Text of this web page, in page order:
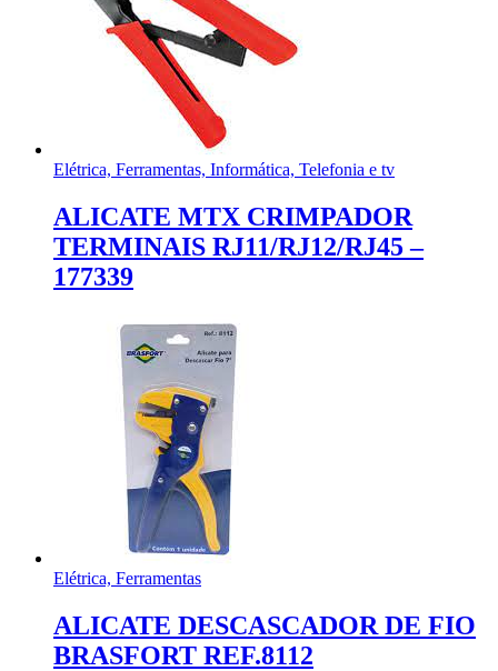
Elétrica, Ferramentas, Informática, Telefonia e tv
ALICATE MTX CRIMPADOR
TERMINAIS RJ11/RJ12/RJ45 –
177339
Elétrica, Ferramentas
ALICATE DESCASCADOR DE FIO
BRASFORT REF.8112